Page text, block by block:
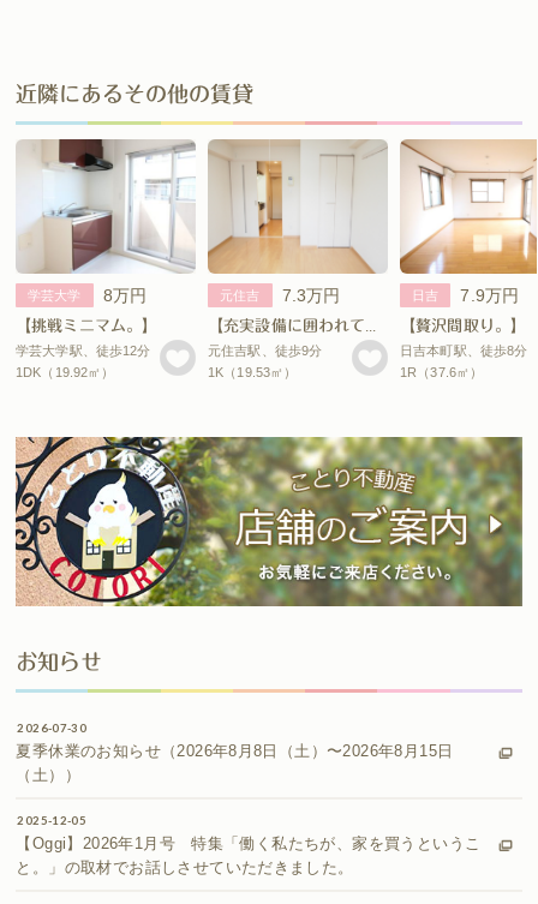
近隣にあるその他の賃貸
学芸大学 8万円
【挑戦ミニマム。】
学芸大学駅、徒歩12分
1DK（19.92㎡）
元住吉 7.3万円
元住吉駅、徒歩9分
1K（19.53㎡）
日吉 7.9万円
【贅沢間取り。】
日吉本町駅、徒歩8分
1R（37.6㎡）
お知らせ
2026-07-30
夏季休業のお知らせ（2026年8月8日（土）〜2026年8月15日
（土））
2025-12-05
【Oggi】2026年1月号 特集「働く私たちが、家を買うというこ
と。」の取材でお話しさせていただきました。